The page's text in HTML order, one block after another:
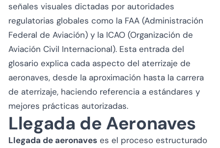
señales visuales dictadas por autoridades
regulatorias globales como la FAA (Administración
Federal de Aviación) y la ICAO (Organización de
Aviación Civil Internacional). Esta entrada del
glosario explica cada aspecto del aterrizaje de
aeronaves, desde la aproximación hasta la carrera
de aterrizaje, haciendo referencia a estándares y
mejores prácticas autorizadas.
Llegada de Aeronaves
Llegada de aeronaves es el proceso estructurado